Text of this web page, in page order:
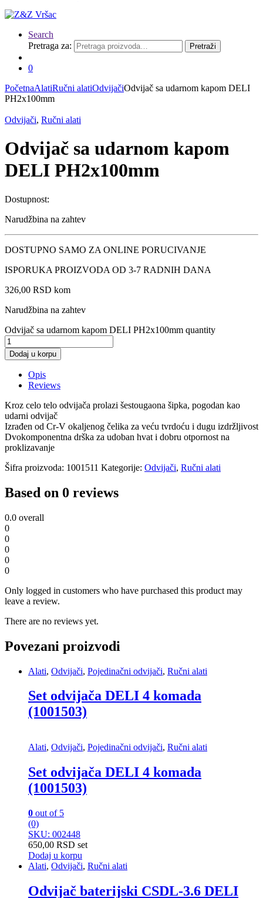
Search
Pretraga za:
Pretraži
0
PočetnaAlatiRučni alatiOdvijačiOdvijač sa udarnom kapom DELI
PH2x100mm
Odvijači, Ručni alati
Odvijač sa udarnom kapom
DELI PH2x100mm
Dostupnost:
Narudžbina na zahtev
DOSTUPNO SAMO ZA ONLINE PORUCIVANJE
ISPORUKA PROIZVODA OD 3-7 RADNIH DANA
326,00 RSD kom
Narudžbina na zahtev
Odvijač sa udarnom kapom DELI PH2x100mm quantity
Dodaj u korpu
Opis
Reviews
Kroz celo telo odvijača prolazi šestougaona šipka, pogodan kao
udarni odvijač
Izrađen od Cr-V okaljenog čelika za veću tvrdoću i dugu izdržljivost
Dvokomponentna drška za udoban hvat i dobru otpornost na
proklizavanje
Šifra proizvoda: 1001511 Kategorije: Odvijači, Ručni alati
Based on 0 reviews
0.0 overall
0
0
0
0
0
Only logged in customers who have purchased this product may
leave a review.
There are no reviews yet.
Povezani proizvodi
Alati, Odvijači, Pojedinačni odvijači, Ručni alati
Set odvijača DELI 4 komada
(1001503)
Alati, Odvijači, Pojedinačni odvijači, Ručni alati
Set odvijača DELI 4 komada
(1001503)
0 out of 5
(0)
SKU: 002448
650,00 RSD set
Dodaj u korpu
Alati, Odvijači, Ručni alati
Odvijač baterijski CSDL-3.6 DELI